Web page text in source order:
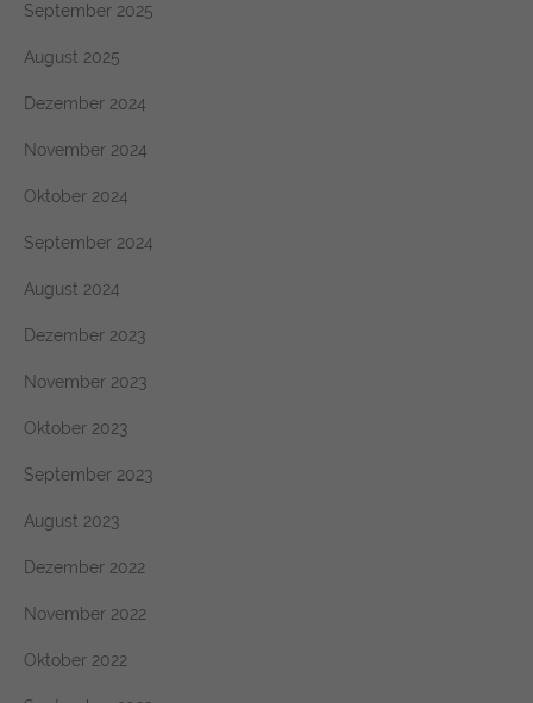
September 2025
August 2025
Dezember 2024
November 2024
Oktober 2024
September 2024
August 2024
Dezember 2023
November 2023
Oktober 2023
September 2023
August 2023
Dezember 2022
November 2022
Oktober 2022